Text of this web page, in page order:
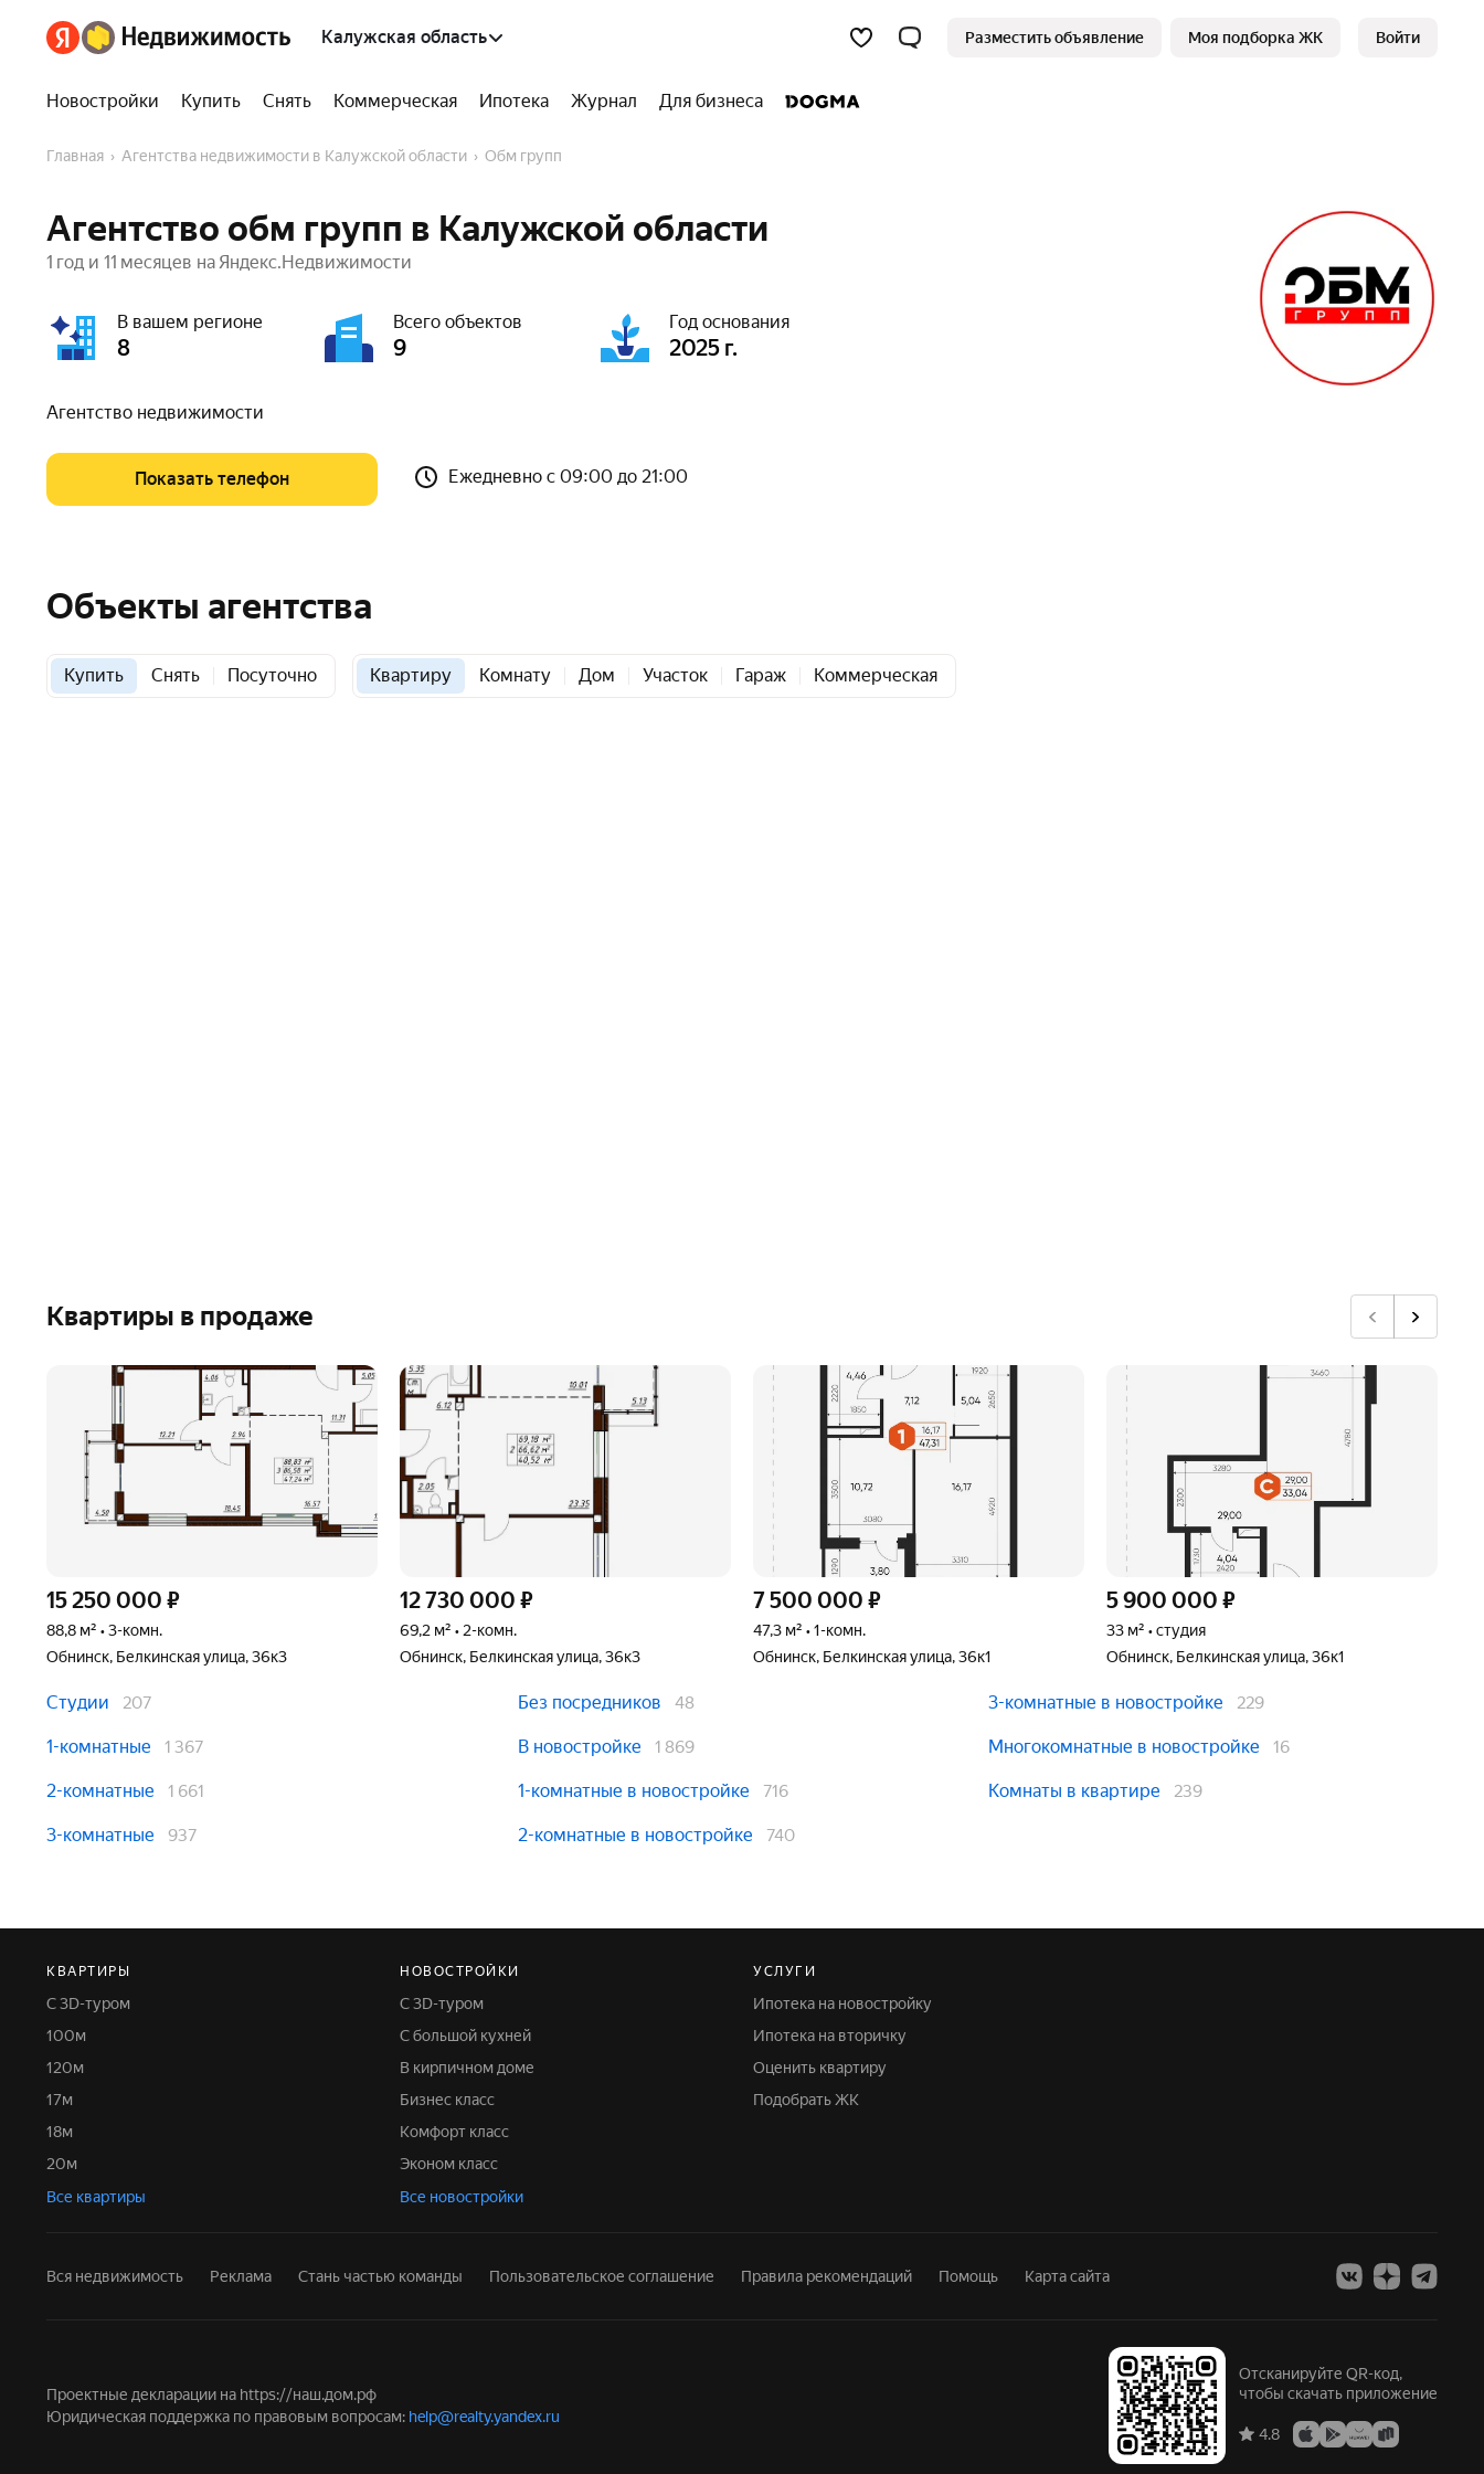
Калужская область Разместить объявление Моя подборка ЖК Войти
Новостройки Купить Снять Коммерческая Ипотека Журнал Для бизнеса
Главная Агентства недвижимости в Калужской области обм групп
Агентство обм групп в Калужской области
1 год и 11 месяцев на Яндекс.Недвижимости
В вашем регионе
8
Всего объектов
9
Год основания
2025 г.
Агентство недвижимости
Показать телефон Ежедневно с 09:00 до 21:00
Объекты агентства
Купить Снять Посуточно Квартиру Комнату Дом Участок Гараж Коммерческая
Квартиры в продаже
15 250 000 ₽
88,8 м² • 3-комн.
Обнинск, Белкинская улица, 36к3
12 730 000 ₽
69,2 м² • 2-комн.
Обнинск, Белкинская улица, 36к3
7 500 000 ₽
47,3 м² • 1-комн.
Обнинск, Белкинская улица, 36к1
5 900 000 ₽
33 м² • студия
Обнинск, Белкинская улица, 36к1
Студии 207
1-комнатные 1 367
2-комнатные 1 661
3-комнатные 937
Без посредников 48
В новостройке 1 869
1-комнатные в новостройке 716
2-комнатные в новостройке 740
3-комнатные в новостройке 229
Многокомнатные в новостройке 16
Комнаты в квартире 239
КВАРТИРЫ
С 3D-туром
100м
120м
17м
18м
20м
Все квартиры
НОВОСТРОЙКИ
С 3D-туром
С большой кухней
В кирпичном доме
Бизнес класс
Комфорт класс
Эконом класс
Все новостройки
УСЛУГИ
Ипотека на новостройку
Ипотека на вторичку
Оценить квартиру
Подобрать ЖК
Вся недвижимость Реклама Стань частью команды Пользовательское соглашение Правила рекомендаций Помощь Карта сайта
Проектные декларации на https://наш.дом.рф
Юридическая поддержка по правовым вопросам: help@realty.yandex.ru
Отсканируйте QR-код,
чтобы скачать приложение
4.8